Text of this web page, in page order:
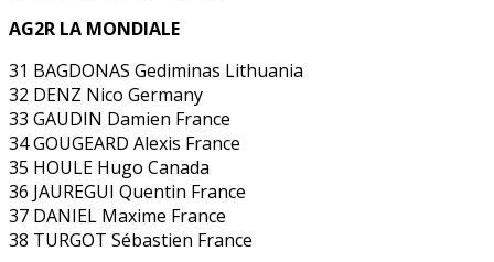
AG2R LA MONDIALE
31 BAGDONAS Gediminas Lithuania
32 DENZ Nico Germany
33 GAUDIN Damien France
34 GOUGEARD Alexis France
35 HOULE Hugo Canada
36 JAUREGUI Quentin France
37 DANIEL Maxime France
38 TURGOT Sébastien France